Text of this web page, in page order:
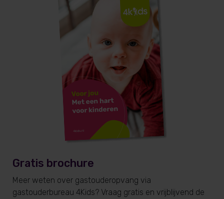
Gratis brochure
Meer weten over gastouderopvang via
gastouderbureau 4Kids? Vraag gratis en vrijblijvend de